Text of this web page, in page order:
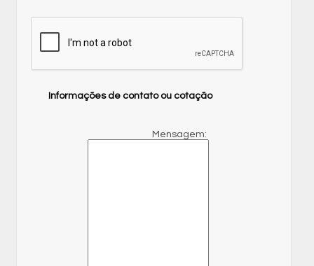
Informações de contato ou cotação
Mensagem: